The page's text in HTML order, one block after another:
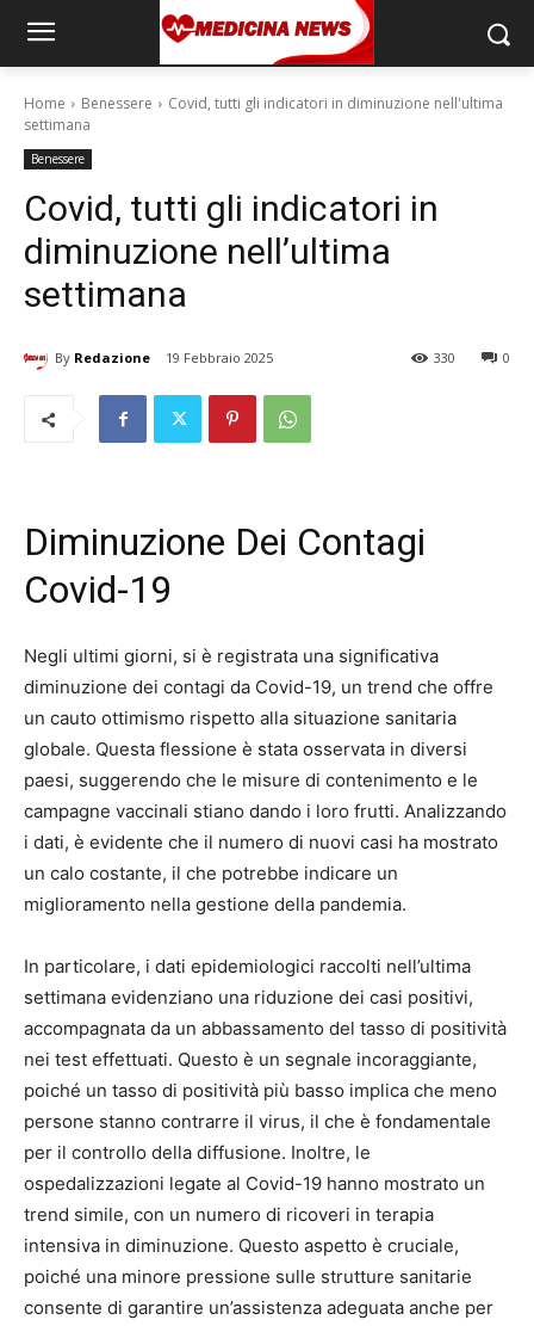
Home Benessere
Covid, tutti gli indicatori in diminuzione nell'ultima
settimana
Benessere
Covid, tutti gli indicatori in
diminuzione nell’ultima
settimana
By Redazione 19 Febbraio 2025 0
330
Diminuzione Dei Contagi
Covid-19
Negli ultimi giorni, si è registrata una significativa
diminuzione dei contagi da Covid-19, un trend che offre
un cauto ottimismo rispetto alla situazione sanitaria
globale. Questa flessione è stata osservata in diversi
paesi, suggerendo che le misure di contenimento e le
campagne vaccinali stiano dando i loro frutti. Analizzando
i dati, è evidente che il numero di nuovi casi ha mostrato
un calo costante, il che potrebbe indicare un
miglioramento nella gestione della pandemia.
In particolare, i dati epidemiologici raccolti nell’ultima
settimana evidenziano una riduzione dei casi positivi,
accompagnata da un abbassamento del tasso di positività
nei test effettuati. Questo è un segnale incoraggiante,
poiché un tasso di positività più basso implica che meno
persone stanno contrarre il virus, il che è fondamentale
per il controllo della diffusione. Inoltre, le
ospedalizzazioni legate al Covid-19 hanno mostrato un
trend simile, con un numero di ricoveri in terapia
intensiva in diminuzione. Questo aspetto è cruciale,
poiché una minore pressione sulle strutture sanitarie
consente di garantire un’assistenza adeguata anche per